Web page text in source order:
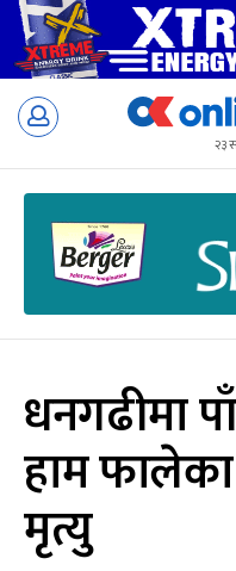
Skip
२३
धनगढीमा
हाम
मृत्यु